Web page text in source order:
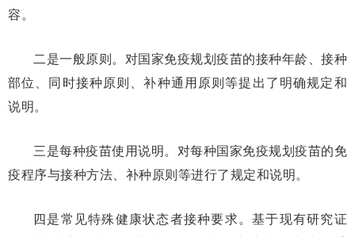
容。
二是一般原则。对国家免疫规划疫苗的接种年龄、接种
部位、同时接种原则、补种通用原则等提出了明确规定和
说明。
三是每种疫苗使用说明。对每种国家免疫规划疫苗的免
疫程序与接种方法、补种原则等进行了规定和说明。
四是常见特殊健康状态者接种要求。基于现有研究证